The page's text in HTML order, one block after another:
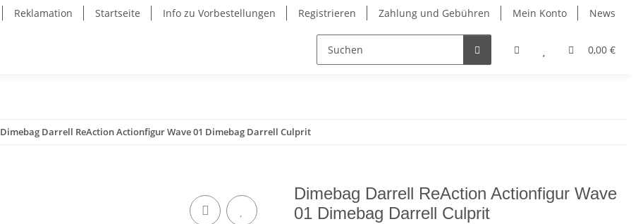
Reklamation Startseite Info zu Vorbestellungen Registrieren Zahlung und Gebühren Mein Konto News
0,00 €
Dimebag Darrell ReAction Actionfigur Wave 01 Dimebag Darrell Culprit
Dimebag Darrell ReAction Actionfigur Wave
01 Dimebag Darrell Culprit